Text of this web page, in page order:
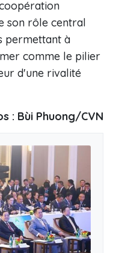
son rôle central
permettant à
comme le pilier
d'une rivalité
: Bùi Phuong/CVN